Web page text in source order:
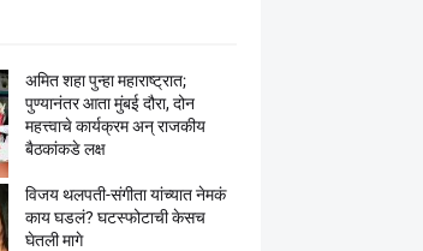
अमित शहा पुन्हा महाराष्ट्रात;
पुण्यानंतर आता मुंबई दौरा, दोन
महत्त्वाचे कार्यक्रम अन् राजकीय
बैठकांकडे लक्ष
विजय थलपती-संगीता यांच्यात नेमकं
काय घडलं? घटस्फोटाची केसच
घेतली मागे